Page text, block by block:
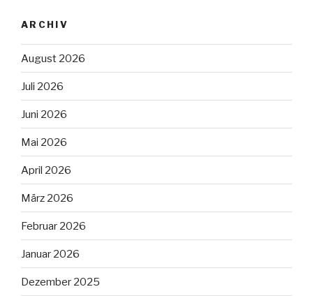
ARCHIV
August 2026
Juli 2026
Juni 2026
Mai 2026
April 2026
März 2026
Februar 2026
Januar 2026
Dezember 2025